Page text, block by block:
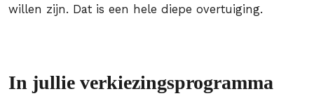
willen zijn. Dat is een hele diepe overtuiging.
In jullie verkiezingsprogramma